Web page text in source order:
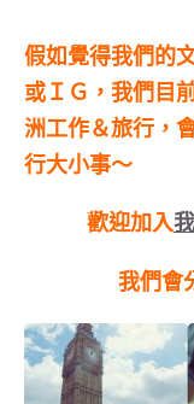
假如覺得我們的
或ＩＧ，我們目
洲工作＆旅行，
行大小事～
歡迎加入
我們會